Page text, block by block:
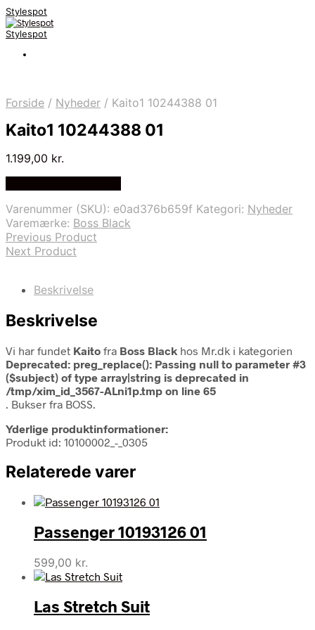
Stylespot
Stylespot
Forside / Nyheder / Kaito1 10244388 01
Kaito1 10244388 01
1.199,00 kr.
Varenummer (SKU): e0ad376b659f Kategori: Nyheder
Varemærke: Boss Black
Previous Product
Next Product
Beskrivelse
Beskrivelse
Vi har fundet Kaito fra Boss Black hos Mr.dk i kategorien
Deprecated: preg_replace(): Passing null to parameter #3
($subject) of type array|string is deprecated in
/tmp/xim_id_3567-ALni1p.tmp on line 65
. Bukser fra BOSS.
Yderlige produktinformationer:
Produkt id: 10100002_-_0305
Relaterede varer
Passenger 10193126 01
599,00 kr.
Las Stretch Suit